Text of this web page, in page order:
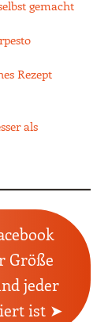
gemacht
Rezept
als
Größe
jeder
ist ➤